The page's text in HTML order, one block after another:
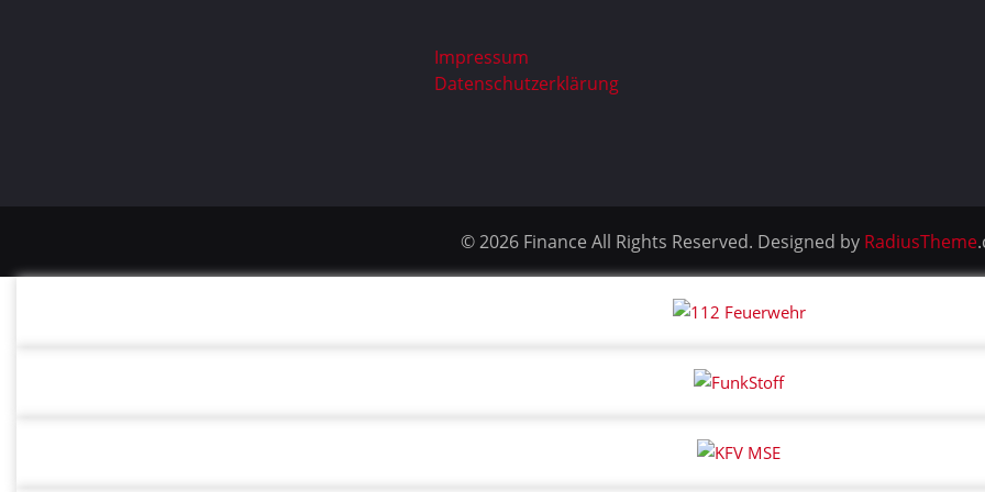
Impressum
Datenschutzerklärung
© 2026 Finance All Rights Reserved. Designed byRadiusTheme